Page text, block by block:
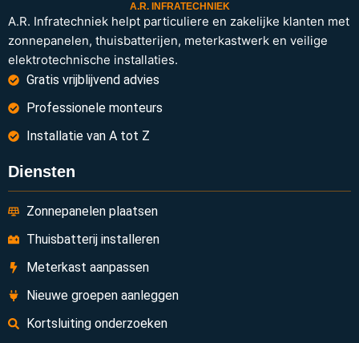
A.R. INFRATECHNIEK
A.R. Infratechniek helpt particuliere en zakelijke klanten met
zonnepanelen, thuisbatterijen, meterkastwerk en veilige
elektrotechnische installaties.
Gratis vrijblijvend advies
Professionele monteurs
Installatie van A tot Z
Diensten
Zonnepanelen plaatsen
Thuisbatterij installeren
Meterkast aanpassen
Nieuwe groepen aanleggen
Kortsluiting onderzoeken